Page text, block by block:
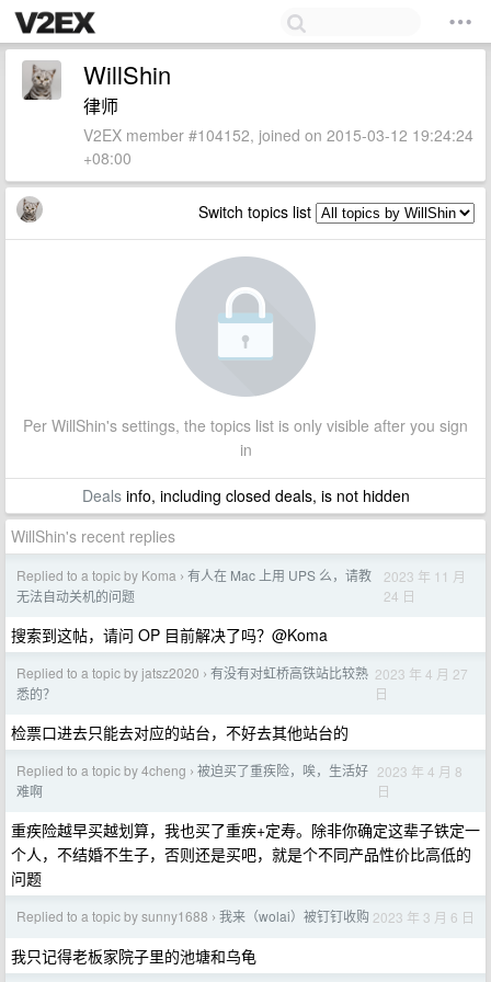
WillShin
律师
V2EX member #104152, joined on 2015-03-12 19:24:24
+08:00
Switch topics list
Per WillShin's settings, the topics list is only visible after you sign
in
Dealsinfo, including closed deals, is not hidden
WillShin's recent replies
Replied to a topic by Koma › 有人在 Mac 上用 UPS 么，请教
无法自动关机的问题
2023 年 11 月
24 日
搜索到这帖，请问 OP 目前解决了吗？@Koma
Replied to a topic by jatsz2020 › 有没有对虹桥高铁站比较熟
悉的？
2023 年 4 月 27
日
检票口进去只能去对应的站台，不好去其他站台的
Replied to a topic by 4cheng › 被迫买了重疾险，唉，生活好
难啊
2023 年 4 月 8
日
重疾险越早买越划算，我也买了重疾+定寿。除非你确定这辈子铁定一
个人，不结婚不生子，否则还是买吧，就是个不同产品性价比高低的
问题
Replied to a topic by sunny1688 › 我来（wolai）被钉钉收购 2023 年 3 月 6 日
我只记得老板家院子里的池塘和乌龟